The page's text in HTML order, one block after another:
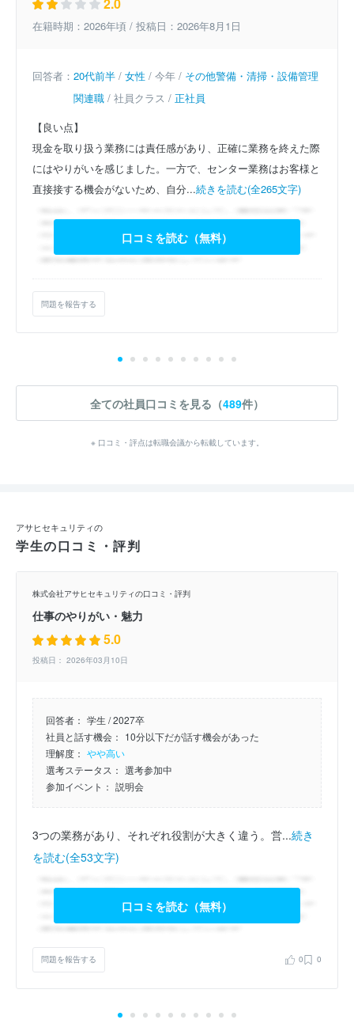
在籍時期：2026年頃 / 投稿日：2026年8月1日
回答者： 20代前半 / 女性 / 今年 / その他警備・清掃・設備管理
関連職 / 社員クラス / 正社員
【良い点】
現金を取り扱う業務には責任感があり、正確に業務を終えた際
にはやりがいを感じました。一方で、センター業務はお客様と
直接接する機会がないため、自分...続きを読む(全265文字)
口コミを読む（無料）
問題を報告する
全ての社員口コミを見る（489件）
※ 口コミ・評点は転職会議から転載しています。
アサヒセキュリティの
学生の口コミ・評判
株式会社アサヒセキュリティの口コミ・評判
仕事のやりがい・魅力
5.0
投稿日： 2026年03月10日
回答者： 学生 / 2027卒
社員と話す機会： 10分以下だが話す機会があった
理解度： やや高い
選考ステータス： 選考参加中
参加イベント： 説明会
3つの業務があり、それぞれ役割が大きく違う。営...続き
を読む(全53文字)
口コミを読む（無料）
問題を報告する 0 0